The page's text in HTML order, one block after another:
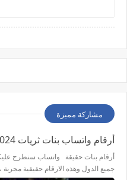
مشاركة مميزة
أرقام واتساب بنات ثريات 2024
أرقام بنات حقيقة واتساب سنطرح
جميع الدول وهذه الارقام حقيقية